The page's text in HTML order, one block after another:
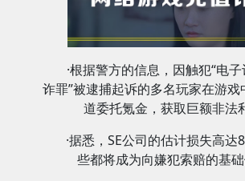
·根据警方的信息，因触犯“电
诈罪”被逮捕起诉的多名玩家在游
道委托氪金，获取巨额非法
·据悉，SE公司的估计损失高达
些都将成为向嫌犯索赔的基础